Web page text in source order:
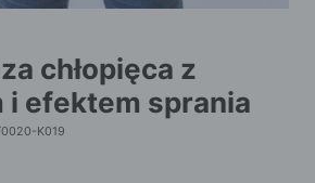
i efektem sprania
K019